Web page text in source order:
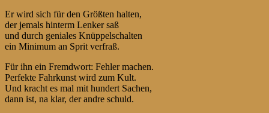
Er wird sich für den Größten halten,
der jemals hinterm Lenker saß
und durch geniales Knüppelschalten
ein Minimum an Sprit verfraß.
Für ihn ein Fremdwort: Fehler machen.
Perfekte Fahrkunst wird zum Kult.
Und kracht es mal mit hundert Sachen,
dann ist, na klar, der andre schuld.